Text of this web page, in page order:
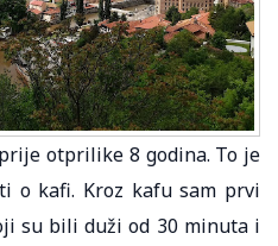
otprilike 8 godina. To je
o kafi. Kroz kafu sam prvi
su bili duži od 30 minuta i